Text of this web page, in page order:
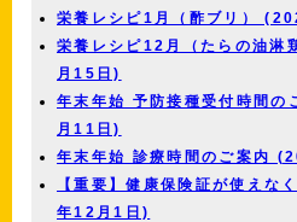
栄養レシピ1月（酢ブリ）
栄養レシピ12月（たらの油淋
月15日)
年末年始 予防接種受付時間
月11日)
年末年始 診療時間のご案内
【重要】健康保険証が使えな
年12月1日)